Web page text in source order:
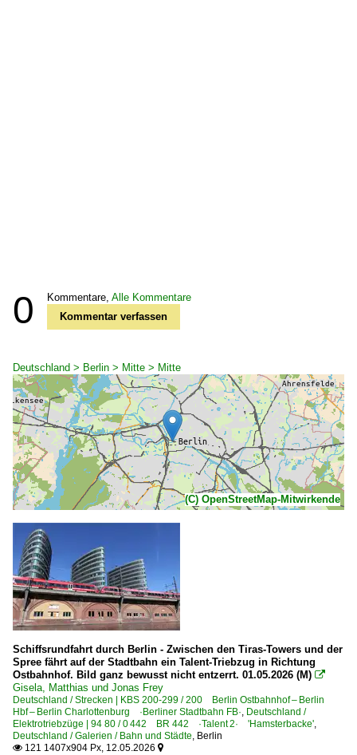
0 Kommentare, Alle Kommentare
Kommentar verfassen
Deutschland > Berlin > Mitte > Mitte
(C) OpenStreetMap-Mitwirkende
Schiffsrundfahrt durch Berlin - Zwischen den Tiras-Towers und der
Spree fährt auf der Stadtbahn ein Talent-Triebzug in Richtung
Ostbahnhof. Bild ganz bewusst nicht entzerrt. 01.05.2026 (M) 
Gisela, Matthias und Jonas Frey
Deutschland / Strecken | KBS 200-299 / 200 Berlin Ostbahnhof – Berlin
Hbf – Berlin Charlottenburg ·Berliner Stadtbahn FB·, Deutschland /
Elektrotriebzüge | 94 80 / 0 442 BR 442 ·Talent 2· 'Hamsterbacke',
Deutschland / Galerien / Bahn und Städte, Berlin
 121 1407x904 Px, 12.05.2026 